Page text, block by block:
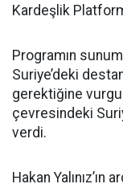
Kardeşlik
Programın
Suriye’deki
gerektiğine vurgu
çevresindeki
verdi.
Hakan Yalınız’ın